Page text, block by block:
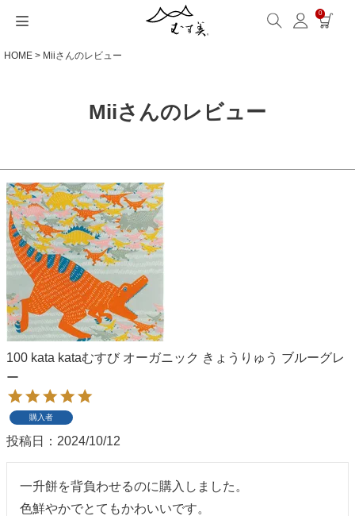
0
HOME Miiさんのレビュー
Miiさんのレビュー
100 kata kataむすび オーガニック きょうりゅう ブルーグレ
ー
購入者
投稿日 2024/10/12
一升餅を背負わせるのに購入しました。
色鮮やかでとてもかわいいです。
サイズから選ぶ
Mサイズ(約68～70cm)
Lサイズ(約90～120cm)
XLサイズ(約130cm～)
ギフトシーンから選ぶ
婚礼・引出物
卒入学・就職祝い
弔事・法事
記念品
海外へのお土産
季節の贈り物
プチギフト
女性向けギフト
シーンから選ぶ
お買い物
旅行
インテリア
ギフトラッピング
とっておきの日
素材から選ぶ
ポリエステル
リネン
ウール
レーヨン
正絹(絹100％)
シリーズ名から選ぶ
ミナ ペルホネン
ひめむすび(Adeline Klam)
kata kata
鈴木マサル
こはれ
竹久夢二
伊砂文様
隅田川(浮世絵)
ふろしき書籍
名入れ・ラッピング
紙箱・木箱
発送・お問い合わせ
よくあるご質問
お問い合わせ
包み方・お手入れ
ワークショップ案内
ブログ・特集
キャンペーン情報
読みもの(ブログ)
読みもの一覧
ストール巻き方
洋服カバー
ふろしきパッチン活用
特集
ECOバッグ 70cm
OUTDOOR
むす美とは